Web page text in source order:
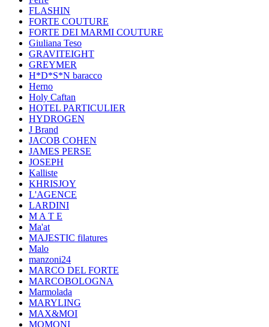
FLASHIN
FORTE COUTURE
FORTE DEI MARMI COUTURE
Giuliana Teso
GRAVITEIGHT
GREYMER
H*D*S*N baracco
Herno
Holy Caftan
HOTEL PARTICULIER
HYDROGEN
J Brand
JACOB COHEN
JAMES PERSE
JOSEPH
Kalliste
KHRISJOY
L'AGENCE
LARDINI
M A T E
Ma'at
MAJESTIC filatures
Malo
manzoni24
MARCO DEL FORTE
MARCOBOLOGNA
Marmolada
MARYLING
MAX&MOI
MOMONI